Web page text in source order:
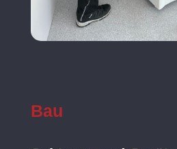
Bau